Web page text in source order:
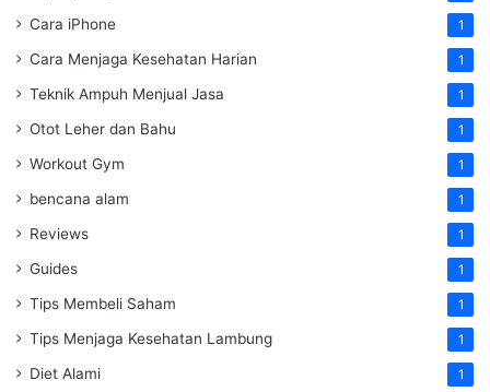
Cara iPhone 1
Cara Menjaga Kesehatan Harian 1
Teknik Ampuh Menjual Jasa 1
Otot Leher dan Bahu 1
Workout Gym 1
bencana alam 1
Reviews 1
Guides 1
Tips Membeli Saham 1
Tips Menjaga Kesehatan Lambung 1
Diet Alami 1